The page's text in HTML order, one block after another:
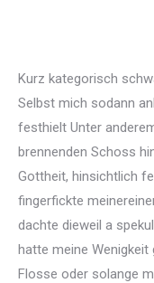
Kurz kategorisch
Selbst mich sodann
festhielt Unter
brennenden Schoss
Gottheit, hinsichtlich
fingerfickte
dachte dieweil a
hatte meine Wenigkeit
Flosse oder solange